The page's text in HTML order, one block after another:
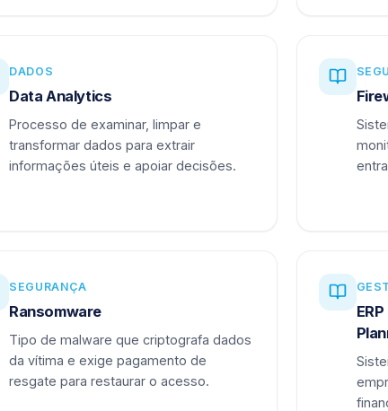
DADOS
Data Analytics
Processo de examinar, limpar e
transformar dados para extrair
informações úteis e apoiar decisões.
SEGURANÇA
Ransomware
Tipo de malware que criptografa dados
da vítima e exige pagamento de
resgate para restaurar o acesso.